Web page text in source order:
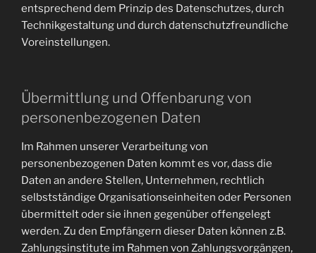
entsprechend dem Prinzip des Datenschutzes, durch
Technikgestaltung und durch datenschutzfreundliche
Voreinstellungen.
Übermittlung und Offenbarung von
personenbezogenen Daten
Im Rahmen unserer Verarbeitung von
personenbezogenen Daten kommt es vor, dass die
Daten an andere Stellen, Unternehmen, rechtlich
selbstständige Organisationseinheiten oder Personen
übermittelt oder sie ihnen gegenüber offengelegt
werden. Zu den Empfängern dieser Daten können z.B.
Zahlungsinstitute im Rahmen von Zahlungsvorgängen,